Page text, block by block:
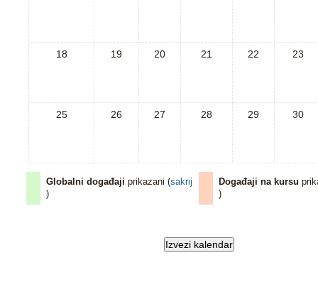
18 19 20 21 22 23
25 26 27 28 29 30
Globalni događaji prikazani (sakrij
)
Događaji na kursu
)